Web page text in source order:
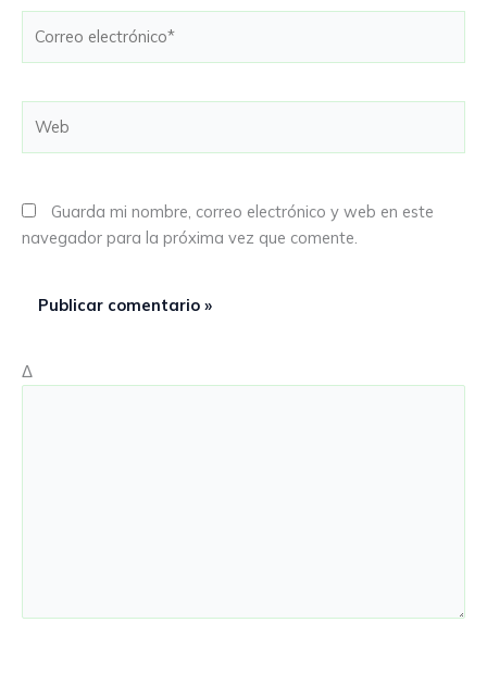
electrónico*
Guarda mi nombre, correo electrónico y web en este
navegador para la próxima vez que comente.
Δ